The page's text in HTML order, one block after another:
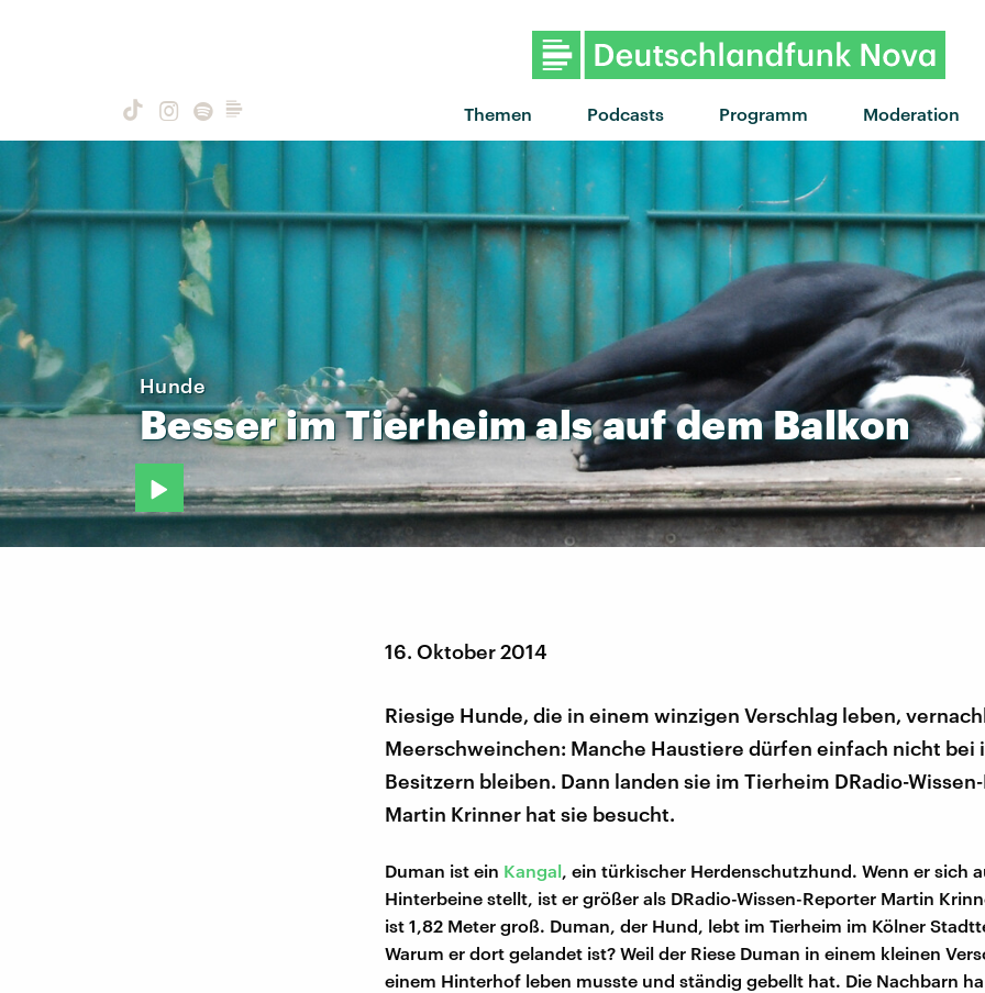
Themen Podcasts Programm Moderation
"Heartbeats" von The Knife
Hunde
BesserimTierheimalsaufdemBalkon
16. Oktober 2014
Riesige Hunde, die in einem winzigen Verschlag leben,
Meerschweinchen: Manche Haustiere dürfen einfach nicht bei
Besitzern bleiben. Dann landen sie im Tierheim DRadio-
Martin Krinner hat sie besucht.
Duman ist ein Kangal, ein türkischer Herdenschutzhund. Wenn er sich
Hinterbeine stellt, ist er größer als DRadio-Wissen-Reporter Martin
ist 1,82 Meter groß. Duman, der Hund, lebt im Tierheim im Kölner
Warum er dort gelandet ist? Weil der Riese Duman in einem kleinen
einem Hinterhof leben musste und ständig gebellt hat. Die Nachbarn